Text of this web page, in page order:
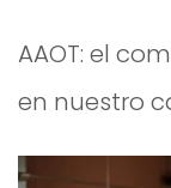
AAOT: el
en nuestro